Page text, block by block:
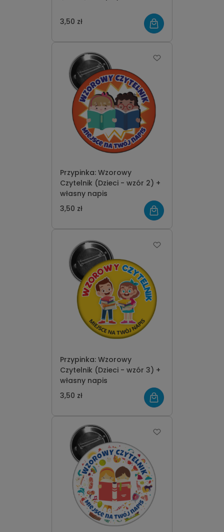
3,50 zł
Przypinka: Wzorowy
Czytelnik (Dzieci - wzór 2) +
własny napis
3,50 zł
Przypinka: Wzorowy
Czytelnik (Dzieci - wzór 3) +
własny napis
3,50 zł